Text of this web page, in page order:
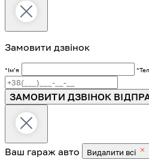
Замовити дзвінок
*Імʼя
ЗАМОВИТИ ДЗВІНОК
Ваш гараж авто Видалити всі